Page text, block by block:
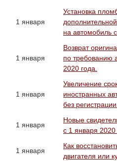
1 января
Установка
на автомобиль
1 января
Возврат
по требованию
2020 года.
1 января
Увеличение
иностранных
без
1 января
Новые
с 1 января 2020
1 января
Как
двигателя или